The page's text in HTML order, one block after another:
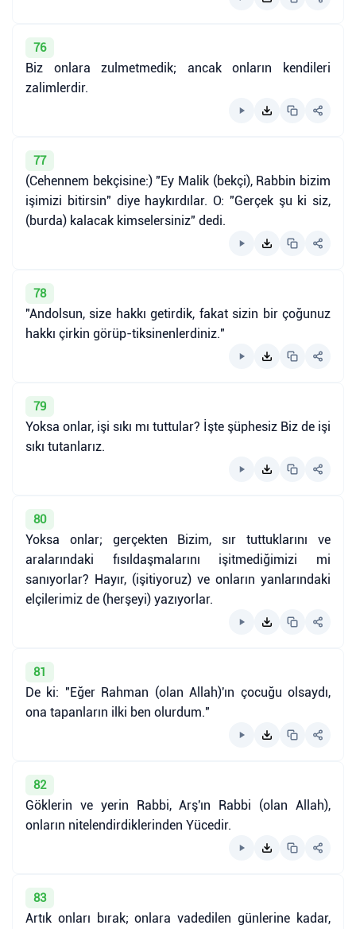
76
Biz onlara zulmetmedik; ancak onların kendileri
zalimlerdir.
77
(Cehennem bekçisine:) "Ey Malik (bekçi), Rabbin bizim
işimizi bitirsin" diye haykırdılar. O: "Gerçek şu ki siz,
(burda) kalacak kimselersiniz" dedi.
78
"Andolsun, size hakkı getirdik, fakat sizin bir çoğunuz
hakkı çirkin görüp-tiksinenlerdiniz."
79
Yoksa onlar, işi sıkı mı tuttular? İşte şüphesiz Biz de işi
sıkı tutanlarız.
80
Yoksa onlar; gerçekten Bizim, sır tuttuklarını ve
aralarındaki fısıldaşmalarını işitmediğimizi mi
sanıyorlar? Hayır, (işitiyoruz) ve onların yanlarındaki
elçilerimiz de (herşeyi) yazıyorlar.
81
De ki: "Eğer Rahman (olan Allah)'ın çocuğu olsaydı,
ona tapanların ilki ben olurdum."
82
Göklerin ve yerin Rabbi, Arş'ın Rabbi (olan Allah),
onların nitelendirdiklerinden Yücedir.
83
Artık onları bırak; onlara vadedilen günlerine kadar,